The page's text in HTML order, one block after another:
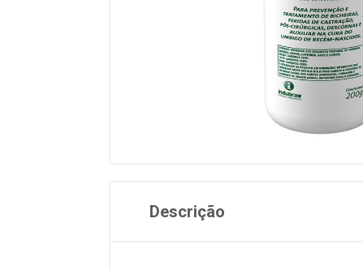
Descrição